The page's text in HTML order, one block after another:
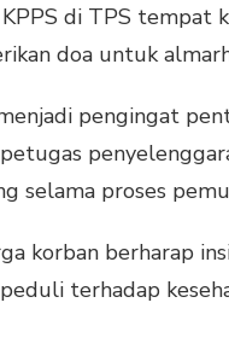
di TPS tempat
doa untuk
pengingat
selama proses
korban berharap
terhadap